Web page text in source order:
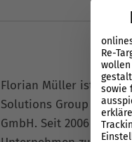
Florian Müller ist
Solutions Group GmbH
GmbH. Seit 2006 ist er
Re-
sowie